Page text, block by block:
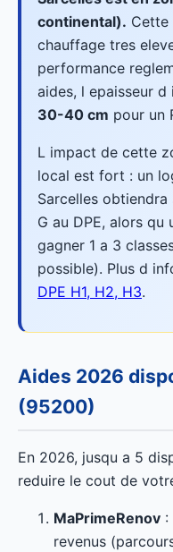
continental). Cette
chauffage tres
performance
aides, l epaisseur
30-40 cm pour un
L impact de cette
local est fort : un
Sarcelles obtiendra
G au DPE, alors
gagner 1 a 3
possible). Plus d
DPE H1, H2, H3.
Aides 2026
(95200)
En 2026, jusqu a 5
reduire le cout de
MaPrimeRenov :
revenus